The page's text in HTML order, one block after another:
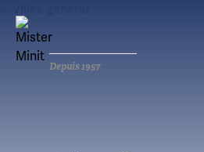
Depuis 1957